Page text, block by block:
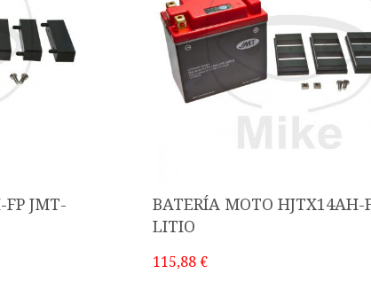
JMT-
BATERÍA MOTO HJTX14AH-
LITIO
115,88 €